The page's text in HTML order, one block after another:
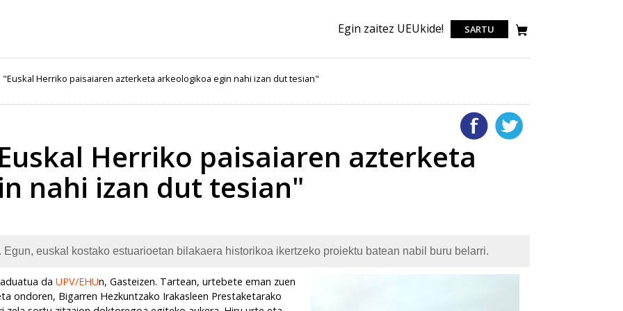
Egin zaitez UEUkide! SARTU
"Euskal Herriko paisaiaren azterketa arkeologikoa egin nahi izan dut tesian"
Herriko paisaiaren azterketa
nahi izan dut tesian"
euskal kostako estuarioetan bilakaera historikoa ikertzeko proiektu batean nabil buru belarri.
daUPV/EHUn, Gasteizen. Tartean, urtebete eman zuen
ondoren, Bigarren Hezkuntzako Irakasleen Prestaketarako